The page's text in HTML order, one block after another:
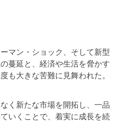
マン・ショック、そして新型
蔓延と、経済や生活を脅かす
も大きな苦難に見舞われた。
く新たな市場を開拓し、一品
いくことで、着実に成長を続